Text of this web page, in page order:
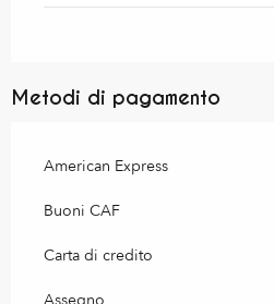
Metodi di pagamento
American Express
Buoni CAF
Carta di credito